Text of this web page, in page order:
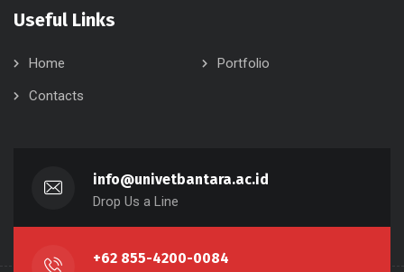
Useful Links
Home
Portfolio
Contacts
info@univetbantara.ac.id
Drop Us a Line
+62 855-4200-0084